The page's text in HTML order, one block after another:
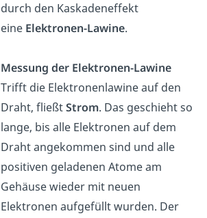
durch den Kaskadeneffekt
eine Elektronen-Lawine.
Messung der Elektronen-Lawine
Trifft die Elektronenlawine auf den
Draht, fließtStrom. Das geschieht so
lange, bis alle Elektronen auf dem
Draht angekommen sind und alle
positiven geladenen Atome am
Gehäuse wieder mit neuen
Elektronen aufgefüllt wurden. Der